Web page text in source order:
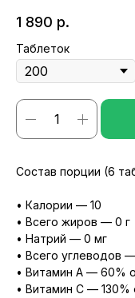
1 890 р.
Таблеток
Состав порции (6
• Калории — 10
• Всего жиров — 0 г
• Натрий — 0 мг
• Всего углеводов
• Витамин А — 60%
• Витамин С — 130%